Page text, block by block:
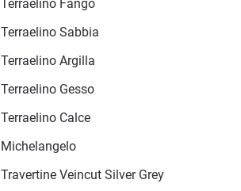
Terraelino Fango
Terraelino Sabbia
Terraelino Argilla
Terraelino Gesso
Terraelino Calce
Michelangelo
Travertine Veincut Silver Grey